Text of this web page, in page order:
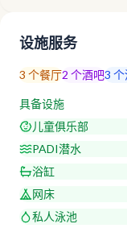
设施服务
3 个餐厅2 个酒吧3 个
具备设施
儿童俱乐部
PADI潜水
浴缸
网床
私人泳池